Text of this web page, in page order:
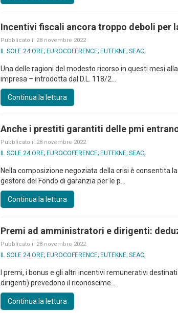
Incentivi fiscali ancora troppo deboli per
Pubblicato il 28 novembre 2022
IL SOLE 24 ORE; EUROCOFERENCE; EUTEKNE; SEAC;
Una delle ragioni del modesto ricorso in questi mesi
impresa – introdotta dal D.L. 118/2...
Continua la lettura
Anche i prestiti garantiti delle pmi
Pubblicato il 28 novembre 2022
IL SOLE 24 ORE; EUROCOFERENCE; EUTEKNE; SEAC;
Nella composizione negoziata della crisi è consentita
gestore del Fondo di garanzia per le p...
Continua la lettura
Premi ad amministratori e dirigenti:
Pubblicato il 28 novembre 2022
IL SOLE 24 ORE; EUROCOFERENCE; EUTEKNE; SEAC;
I premi, i bonus e gli altri incentivi remunerativi
dirigenti) prevedono il riconoscime...
Continua la lettura